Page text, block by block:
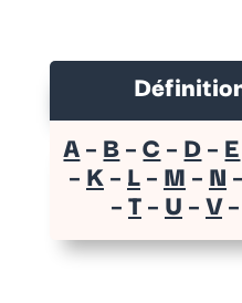
A–B–C–D–E
–K–L–M–N–
–T–U–V–